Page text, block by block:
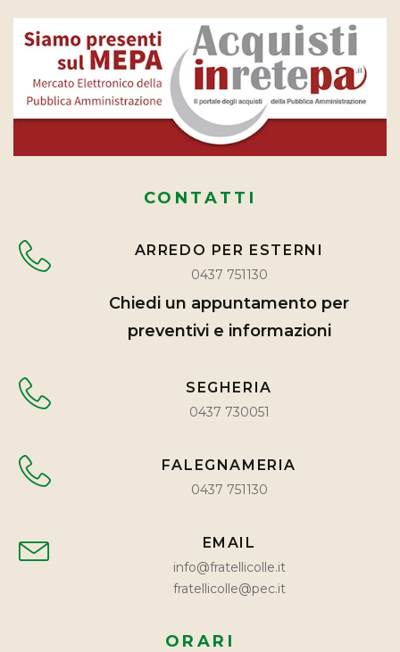
CONTATTI
ARREDO PER ESTERNI
0437 751130
Chiedi un appuntamento per
preventivi e informazioni
SEGHERIA
0437 730051
FALEGNAMERIA
0437 751130
EMAIL
info@fratellicolle.it
fratellicolle@pec.it
ORARI